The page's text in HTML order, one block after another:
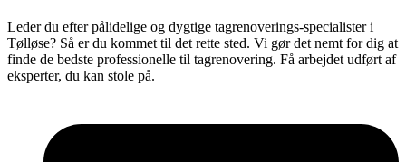
Leder du efter pålidelige og dygtige tagrenoverings-specialister i
Tølløse? Så er du kommet til det rette sted. Vi gør det nemt for dig at
finde de bedste professionelle til tagrenovering. Få arbejdet udført af
eksperter, du kan stole på.